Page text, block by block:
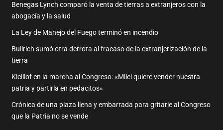
Benegas Lynch comparó la venta de tierras a extranjeros con la
abogacía y la salud
La Ley de Manejo del Fuego terminó en incendio
Bullrich sumó otra derrota al fracaso de la extranjerización de la
tierra
Kicillof en la marcha al Congreso: «Milei quiere vender nuestra
patria y partirla en pedacitos»
Crónica de una plaza llena y embarrada para gritarle al Congreso
que la Patria no se vende